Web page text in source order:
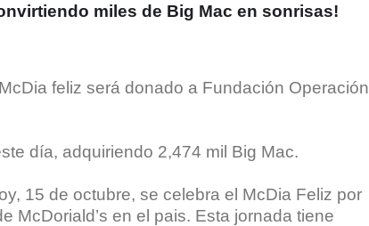
miles de Big Mac en sonrisas!
feliz será donado a Fundación Operación
día, adquiriendo 2,474 mil Big Mас.
15 de octubre, se celebra el McDia Feliz por
McDoriald’s en el pais. Esta jornada tiene